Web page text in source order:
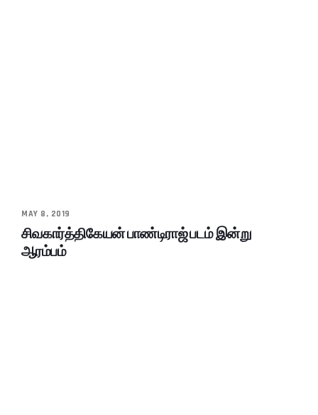
MAY 8, 2019
சிவகார்த்திகேயன் பாண்டிராஜ் படம் இன்று
ஆரம்பம்